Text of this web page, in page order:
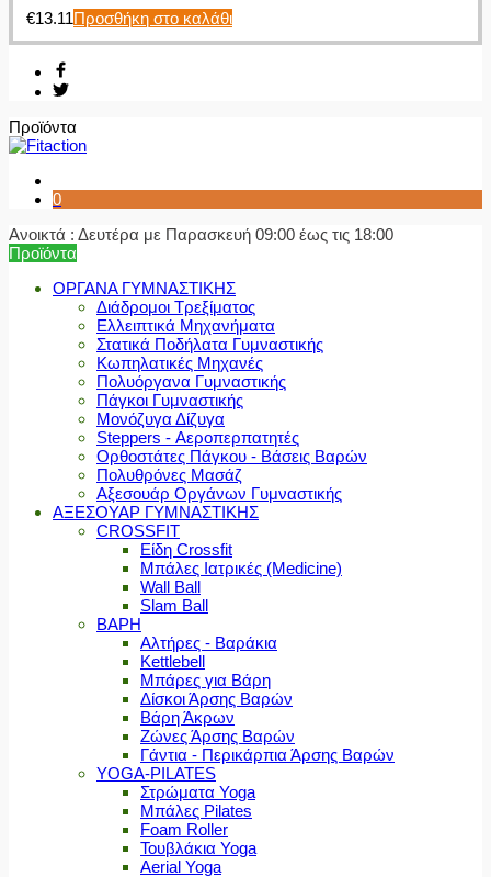
€13.11Προσθήκη στο καλάθι
Προϊόντα
0
Ανοικτά : Δευτέρα με Παρασκευή 09:00 έως τις 18:00
Προϊόντα
ΟΡΓΑΝΑ ΓΥΜΝΑΣΤΙΚΗΣ
Διάδρομοι Τρεξίματος
Ελλειπτικά Μηχανήματα
Στατικά Ποδήλατα Γυμναστικής
Κωπηλατικές Μηχανές
Πολυόργανα Γυμναστικής
Πάγκοι Γυμναστικής
Μονόζυγα Δίζυγα
Steppers - Αεροπερπατητές
Ορθοστάτες Πάγκου - Βάσεις Βαρών
Πολυθρόνες Μασάζ
Αξεσουάρ Οργάνων Γυμναστικής
ΑΞΕΣΟΥΑΡ ΓΥΜΝΑΣΤΙΚΗΣ
CROSSFIT
Είδη Crossfit
Μπάλες Ιατρικές (Medicine)
Wall Ball
Slam Ball
ΒΑΡΗ
Αλτήρες - Βαράκια
Kettlebell
Μπάρες για Βάρη
Δίσκοι Άρσης Βαρών
Βάρη Άκρων
Ζώνες Άρσης Βαρών
Γάντια - Περικάρπια Άρσης Βαρών
YOGA-PILATES
Στρώματα Yoga
Μπάλες Pilates
Foam Roller
Τουβλάκια Yoga
Aerial Yoga